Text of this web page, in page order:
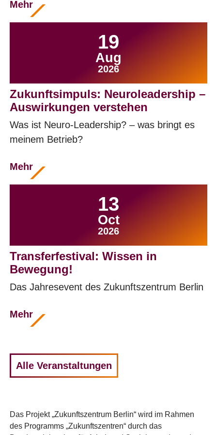
Mehr
19
Aug
2026
Zukunftsimpuls: Neuroleadership –
Auswirkungen verstehen
Was ist Neuro-Leadership? – was bringt es
meinem Betrieb?
Mehr
13
Oct
2026
Transferfestival: Wissen in
Bewegung!
Das Jahresevent des Zukunftszentrum Berlin
Mehr
Alle Veranstaltungen
Das Projekt „Zukunftszentrum Berlin“ wird im Rahmen
des Programms „Zukunftszentren“ durch das